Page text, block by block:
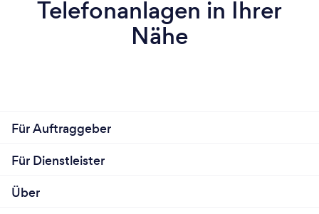
Telefonanlagen in Ihrer
Nähe
Für Auftraggeber
Für Dienstleister
Über